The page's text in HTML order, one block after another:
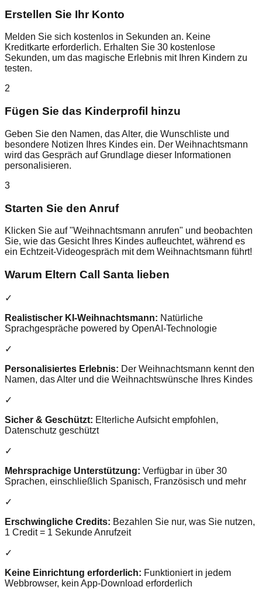
Erstellen Sie Ihr Konto
Melden Sie sich kostenlos in Sekunden an. Keine
Kreditkarte erforderlich. Erhalten Sie 30 kostenlose
Sekunden, um das magische Erlebnis mit Ihren Kindern zu
testen.
2
Fügen Sie das Kinderprofil hinzu
Geben Sie den Namen, das Alter, die Wunschliste und
besondere Notizen Ihres Kindes ein. Der Weihnachtsmann
wird das Gespräch auf Grundlage dieser Informationen
personalisieren.
3
Starten Sie den Anruf
Klicken Sie auf "Weihnachtsmann anrufen" und beobachten
Sie, wie das Gesicht Ihres Kindes aufleuchtet, während es
ein Echtzeit-Videogespräch mit dem Weihnachtsmann führt!
Warum Eltern Call Santa lieben
✓
Realistischer KI-Weihnachtsmann: Natürliche
Sprachgespräche powered by OpenAI-Technologie
✓
Personalisiertes Erlebnis: Der Weihnachtsmann kennt den
Namen, das Alter und die Weihnachtswünsche Ihres Kindes
✓
Sicher & Geschützt: Elterliche Aufsicht empfohlen,
Datenschutz geschützt
✓
Mehrsprachige Unterstützung: Verfügbar in über 30
Sprachen, einschließlich Spanisch, Französisch und mehr
✓
Erschwingliche Credits: Bezahlen Sie nur, was Sie nutzen,
1 Credit = 1 Sekunde Anrufzeit
✓
Keine Einrichtung erforderlich: Funktioniert in jedem
Webbrowser, kein App-Download erforderlich